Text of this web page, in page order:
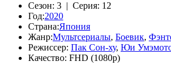
Сезон: 3 | Серия: 12
Год:2020
Страна:Япония
Жанр:Мультсериалы, Боевик,
Режиссер: Пак Сон-ху, Юи
Качество: FHD (1080p)